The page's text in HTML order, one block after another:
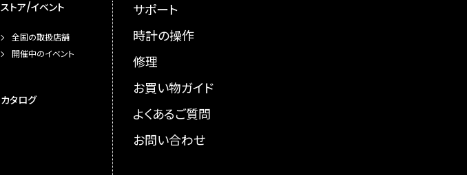
ストア/イベント
全国の取扱店舗
開催中のイベント
カタログ
サポート
時計の操作
修理
お買い物ガイド
よくあるご質問
お問い合わせ